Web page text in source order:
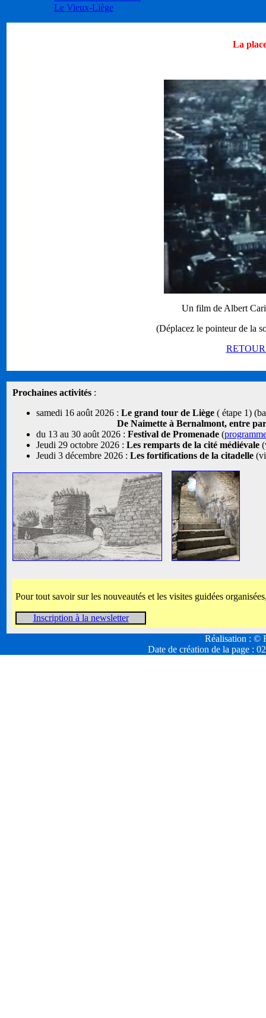
Le Vieux-Liège
La
Un film de Albert
(Déplacez le pointeur de la
Prochaines activités :
samedi 16 août 2026 : Le grand tour de Liège ( étape 1)
De Naimette à Bernalmont, entre
du 13 au 30 août 2026 : Festival de Promenade (
Jeudi 29 octobre 2026 : Les remparts de la cité médiévale
Jeudi 3 décembre 2026 : Les fortifications de la citadelle
Pour tout savoir sur les nouveautés et les visites guidées
Inscription à la newsletter
Réalisation : ©
Date de création de la page :